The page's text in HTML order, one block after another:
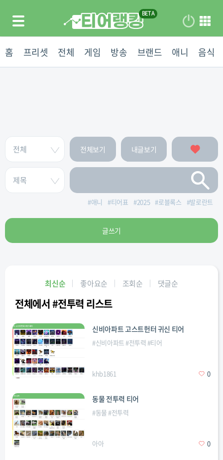
홈 프리셋 전체 게임 방송 브랜드 애니 음식
전체보기 내글보기
#애니 #티어표 #2025 #로블록스 #발로란트
글쓰기
최신순 좋아요순 조회순 댓글순
전체에서 #전투력 리스트
신비아파트 고스트헌터 귀신 티어
#신비아파트#전투력 #티어
khb1861 0
동물 전투력 티어
#동물#전투력
아아 0